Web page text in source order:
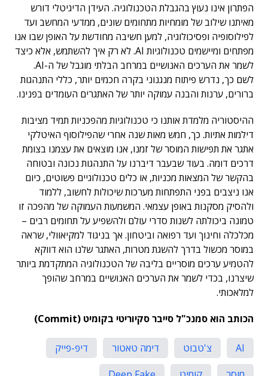
הפתרון אינו נעוץ בהגבלת הטכנולוגיה. העידן הדיגיטלי דורש
מאיתנו שילוב של מומחיות מתחומים שונים, ממדעי המחשב ועד
לפילוסופיה ופסיכולוגיה, למען חשיבה מחודשת על האופן שבו אנו
מפתחים ומיישמים טכנולוגיות AI. לא רק איך להשתמש, אלא כיצד
לשמר את הערכים האנושיים במרחב הבלתי מוגבל של ה-AI.
לשם כך, נדרש פיתוח מנגנוני בקרה חכמים יותר, כללי התנהגות
ברורים, ערנות והבנה עמוקה יותר של האתגרים העומדים בפנינו.
ההיסטוריה מלמדת אותנו כי טכנולוגיות מהפכניות תמיד מציבות
דילמות אתיות. כך, חמש מאות שנה אחרי שהפילוסוף האיטלקי
אתגר את תפישות המוסר של זמנו, אנו מוצאים את עצמנו בצומת
דרכים דומה. בעוד שבעבר דיברנו על התנהגות נכונה ובטוחה
בהקשר של המצאות מכניות, או כלים טכנולוגיים פשוטים, כיום
אנו ניצבים בפני התפתחות מערכות שיכולות לחשוב, ללמוד
ולהסיק מסקנות באופן עצמאי. המשמעות העמוקה של מהפכה זו
טמונה ביכולתה לשנות סדרי עולם ולהשפיע על תחומים רבים –
מכלכלה וחינוך ועד רפואה וביטחון. אך בניגוד למקיאוולי, שראה
במוסר מכשול בדרך להשגת מטרות, האתגר שלנו הוא דווקא
להטמיע ערכים מוסריים בליבה של הטכנולוגיה המתקדמת ביותר
שיצרנו, בכדי לשמר את הערכים האנושיים במרחב שהופך
למלאכותי.
הכותב הוא סמנכ"ל סייבר סקיוריטי בקומיט (Commit)
AI צ'טבוט דימה טאטור
דיפ-פייק